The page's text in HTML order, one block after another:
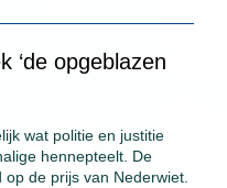
‘de opgeblazen
wat politie en justitie
hennepteelt. De
de prijs van Nederwiet.